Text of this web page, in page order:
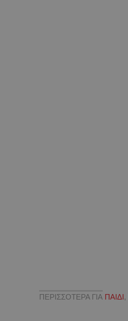
ΠΕΡΙΣΣΟΤΕΡΑ ΓΙΑ ΠΑΙΔΙ,